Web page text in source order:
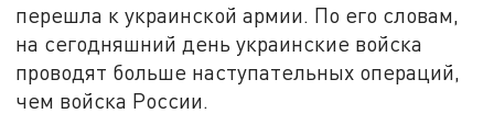
перешла к украинской армии. По его словам,
на сегодняшний день украинские войска
проводят больше наступательных операций,
чем войска России.